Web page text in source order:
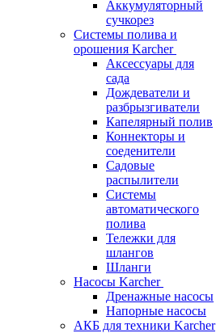
Аккумуляторный
сучкорез
Системы полива и
орошения Karcher
Аксессуары для
сада
Дождеватели и
разбрызгиватели
Капелярный полив
Коннекторы и
соеденители
Садовые
распылители
Системы
автоматического
полива
Тележки для
шлангов
Шланги
Насосы Karcher
Дренажные насосы
Напорные насосы
АКБ для техники Karcher